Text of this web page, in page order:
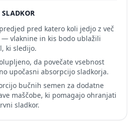
pred katero koli jedjo z več
vlaknine in kis bodo ublažili
ki sledijo.
da povečate vsebnost
upočasni absorpcijo sladkorja.
bučnih semen za dodatne
maščobe, ki pomagajo ohranjati
sladkor.